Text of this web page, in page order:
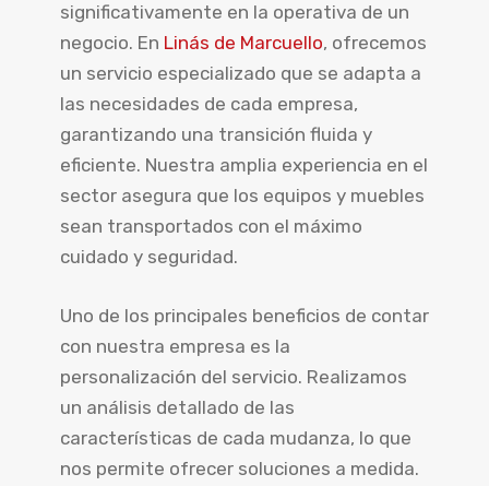
significativamente en la operativa de un
negocio. En Linás de Marcuello, ofrecemos
un servicio especializado que se adapta a
las necesidades de cada empresa,
garantizando una transición fluida y
eficiente. Nuestra amplia experiencia en el
sector asegura que los equipos y muebles
sean transportados con el máximo
cuidado y seguridad.
Uno de los principales beneficios de contar
con nuestra empresa es la
personalización del servicio. Realizamos
un análisis detallado de las
características de cada mudanza, lo que
nos permite ofrecer soluciones a medida.